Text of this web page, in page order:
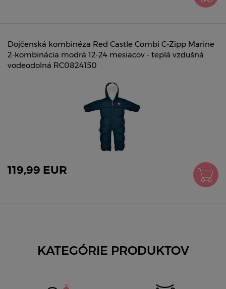
Dojčenská kombinéza Red Castle Combi C-Zipp Marine
2-kombinácia modrá 12-24 mesiacov - teplá vzdušná
vodeodolná RC0824150
119,99 EUR
KATEGÓRIE PRODUKTOV